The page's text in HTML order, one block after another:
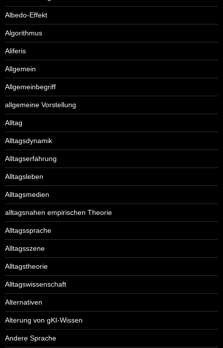
Albedo-Effekt
Algorithmus
Aliferis
Allgemein
Allgemeinbegriff
allgemeine Vorstellung
Alltag
Alltagsdynamik
Alltagserfahrung
Alltagsleben
Alltagsmedien
alltagsnahen empirischen Theorie
Alltagssprache
Alltagsszene
Alltagstheorie
Alltagswissenschaft
Alternativen
Alterung von gKI-Wissen
Andere Sprache